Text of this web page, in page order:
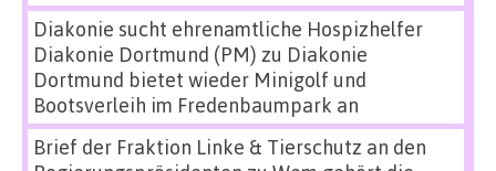
Diakonie sucht ehrenamtliche Hospizhelfer
Diakonie Dortmund (PM) zu Diakonie
Dortmund bietet wieder Minigolf und
Bootsverleih im Fredenbaumpark an
Brief der Fraktion Linke & Tierschutz an den